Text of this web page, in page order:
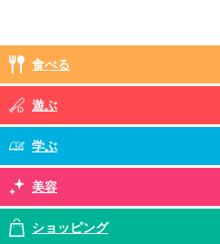
食べる
遊ぶ
学ぶ
美容
ショッピング